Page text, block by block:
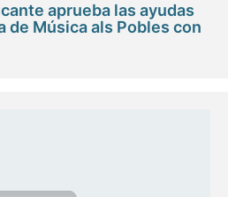
aprueba las ayudas
de Música als Pobles con